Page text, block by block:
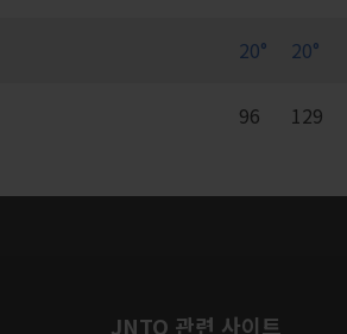
20° 20°
96 129
JNTO 관련 사이트